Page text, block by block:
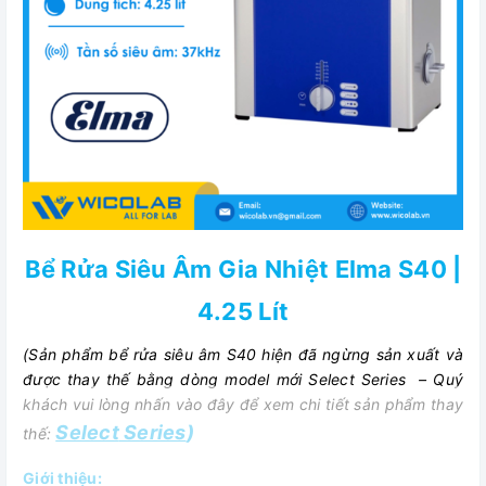
Bể Rửa Siêu Âm Gia Nhiệt Elma S40 |
4.25 Lít
(Sản phẩm bể rửa siêu âm S40 hiện đã ngừng sản xuất và
được thay thế bằng dòng model mới Select Series – Quý
khách vui lòng nhấn vào đây để xem chi tiết sản phẩm thay
thế: SelectSeries)
Giới thiệu: